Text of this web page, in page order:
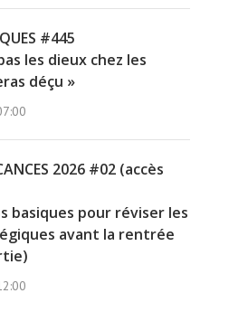
#445
les dieux chez les
déçu »
2026 #02 (accès
basiques pour réviser les
avant la rentrée